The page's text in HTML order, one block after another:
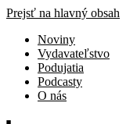
Prejsť na hlavný obsah
Noviny
Vydavateľstvo
Podujatia
Podcasty
O nás